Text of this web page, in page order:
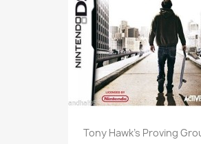
Tony Hawk's Proving